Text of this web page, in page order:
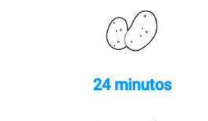
24 minutos